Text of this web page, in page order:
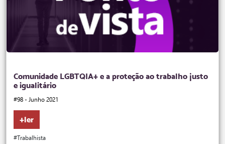
Comunidade LGBTQIA+ e a proteção ao trabalho justo
e igualitário
#98 - Junho 2021
+ler
#Trabalhista